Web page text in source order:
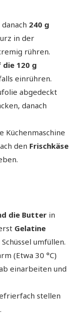
240 g
in der
rühren.
120 g
einrühren.
abgedeckt
danach
Küchenmaschine
den Frischkäse
die Butter in
Gelatine
umfüllen.
(Etwa 30 °C)
einarbeiten und
stellen